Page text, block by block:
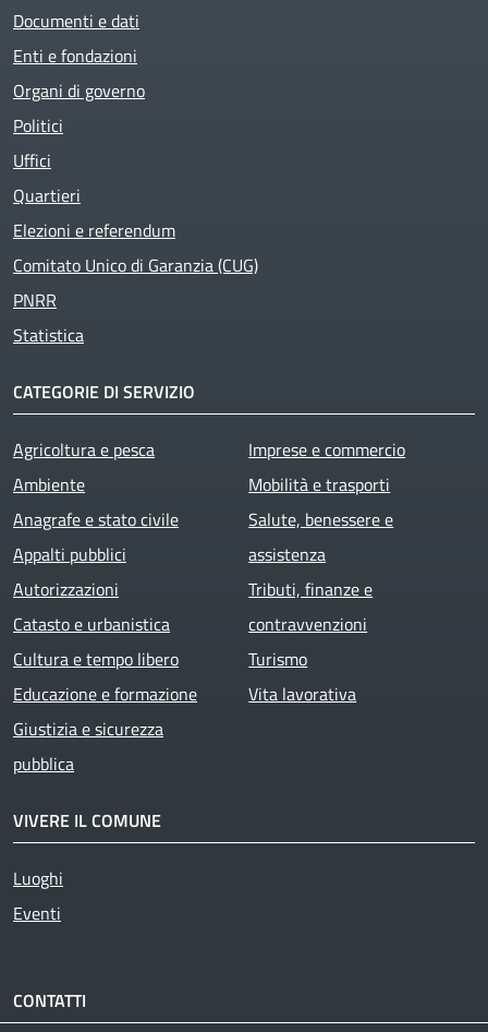
Documenti e dati
Enti e fondazioni
Organi di governo
Politici
Uffici
Quartieri
Elezioni e referendum
Comitato Unico di Garanzia (CUG)
PNRR
Statistica
CATEGORIE DI SERVIZIO
Agricoltura e pesca
Ambiente
Anagrafe e stato civile
Appalti pubblici
Autorizzazioni
Catasto e urbanistica
Cultura e tempo libero
Educazione e formazione
Giustizia e sicurezza
pubblica
Imprese e commercio
Mobilità e trasporti
Salute, benessere e
assistenza
Tributi, finanze e
contravvenzioni
Turismo
Vita lavorativa
VIVERE IL COMUNE
Luoghi
Eventi
CONTATTI